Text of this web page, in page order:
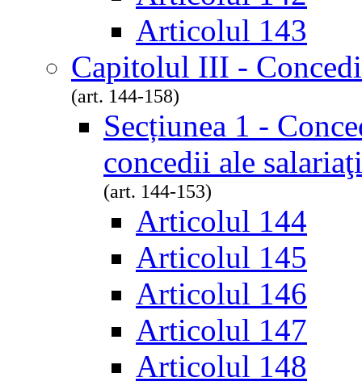
Articolul 143
Capitolul III -
(art. 144-158)
Secțiunea 1 -
concedii ale
(art. 144-153)
Articolul 144
Articolul 145
Articolul 146
Articolul 147
Articolul 148